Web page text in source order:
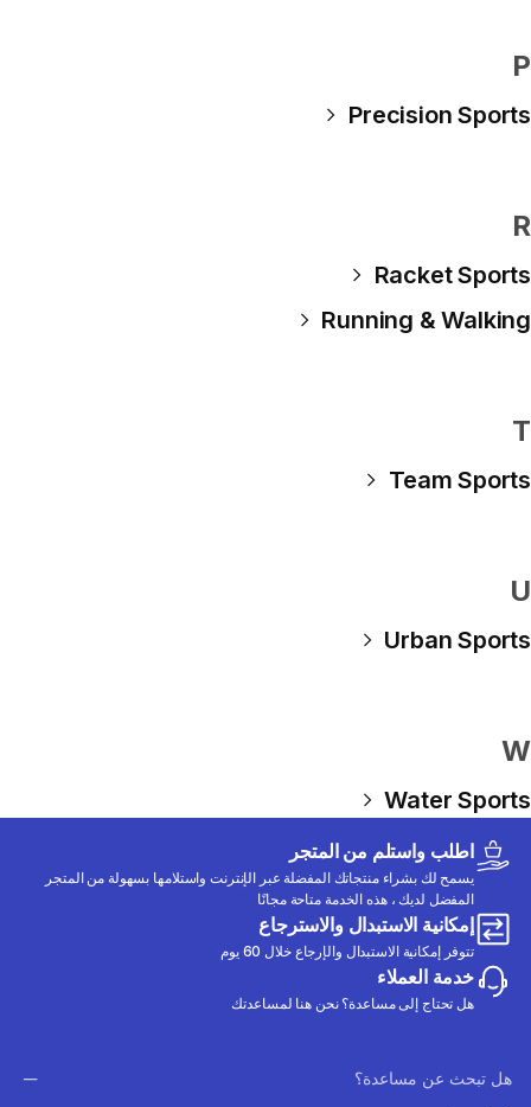
P
Precision Sports
R
Racket Sports
Running & Walking
T
Team Sports
U
Urban Sports
W
Water Sports
اطلب واستلم من المتجر
يسمح لك بشراء منتجاتك المفضلة عبر الإنترنت واستلامها بسهولة من المتجر
المفضل لديك ، هذه الخدمة متاحة مجانًا
إمكانية الاستبدال والاسترجاع
تتوفر إمكانية الاستبدال والإرجاع خلال 60 يوم
خدمة العملاء
هل تحتاج إلى مساعدة؟ نحن هنا لمساعدتك
هل تبحث عن مساعدة؟